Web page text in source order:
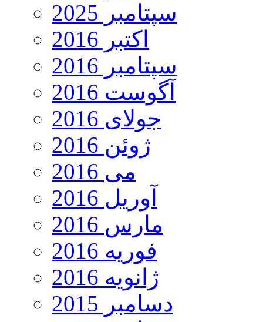
سپتامبر 2025
اکتبر 2016
سپتامبر 2016
آگوست 2016
جولای 2016
ژوئن 2016
می 2016
آوریل 2016
مارس 2016
فوریه 2016
ژانویه 2016
دسامبر 2015